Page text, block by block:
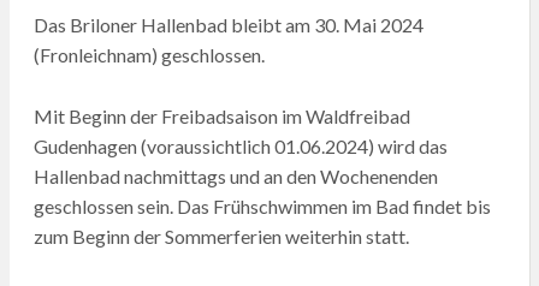
Das Briloner Hallenbad bleibt am 30. Mai 2024
(Fronleichnam) geschlossen.
Mit Beginn der Freibadsaison im Waldfreibad
Gudenhagen (voraussichtlich 01.06.2024) wird das
Hallenbad nachmittags und an den Wochenenden
geschlossen sein. Das Frühschwimmen im Bad findet bis
zum Beginn der Sommerferien weiterhin statt.